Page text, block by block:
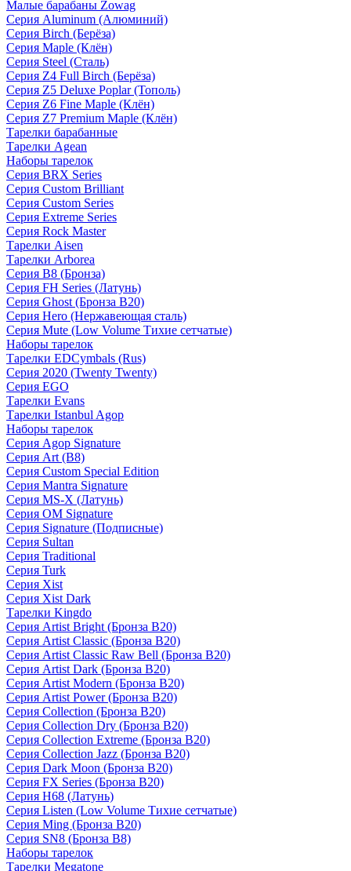
Малые барабаны Zowag
Серия Aluminum (Алюминий)
Серия Birch (Берёза)
Серия Maple (Клён)
Серия Steel (Сталь)
Серия Z4 Full Birch (Берёза)
Серия Z5 Deluxe Poplar (Тополь)
Серия Z6 Fine Maple (Клён)
Серия Z7 Premium Maple (Клён)
Тарелки барабанные
Тарелки Agean
Наборы тарелок
Серия BRX Series
Серия Custom Brilliant
Серия Custom Series
Серия Extreme Series
Серия Rock Master
Тарелки Aisen
Тарелки Arborea
Серия B8 (Бронза)
Серия FH Series (Латунь)
Серия Ghost (Бронза B20)
Серия Hero (Нержавеющая сталь)
Серия Mute (Low Volume Тихие сетчатые)
Наборы тарелок
Тарелки EDCymbals (Rus)
Серия 2020 (Twenty Twenty)
Серия EGO
Тарелки Evans
Тарелки Istanbul Agop
Наборы тарелок
Серия Agop Signature
Серия Art (B8)
Серия Custom Special Edition
Серия Mantra Signature
Серия MS-X (Латунь)
Серия OM Signature
Серия Signature (Подписные)
Серия Sultan
Серия Traditional
Серия Turk
Серия Xist
Серия Xist Dark
Тарелки Kingdo
Серия Artist Bright (Бронза B20)
Серия Artist Classic (Бронза B20)
Серия Artist Classic Raw Bell (Бронза B20)
Серия Artist Dark (Бронза B20)
Серия Artist Modern (Бронза B20)
Серия Artist Power (Бронза B20)
Серия Collection (Бронза B20)
Серия Collection Dry (Бронза B20)
Серия Collection Extreme (Бронза B20)
Серия Collection Jazz (Бронза B20)
Серия Dark Moon (Бронза B20)
Серия FX Series (Бронза B20)
Серия H68 (Латунь)
Серия Listen (Low Volume Тихие сетчатые)
Серия Ming (Бронза B20)
Серия SN8 (Бронза B8)
Наборы тарелок
Тарелки Megatone